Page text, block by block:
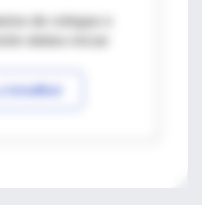
de colegas o
IntraMed